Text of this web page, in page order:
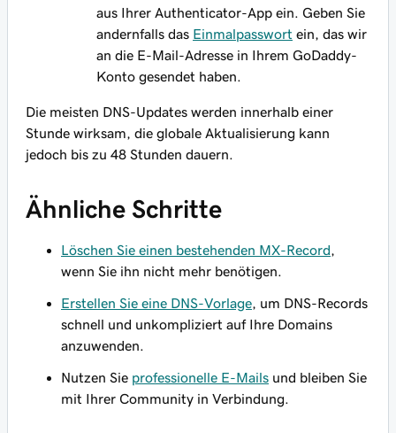
aus Ihrer Authenticator-App ein. Geben Sie
andernfalls das Einmalpasswort ein, das wir
an die E-Mail-Adresse in Ihrem GoDaddy-
Konto gesendet haben.
Die meisten DNS-Updates werden innerhalb einer
Stunde wirksam, die globale Aktualisierung kann
jedoch bis zu 48 Stunden dauern.
Ähnliche Schritte
Löschen Sie einen bestehenden MX-Record
wenn Sie ihn nicht mehr benötigen.
Erstellen Sie eine DNS-Vorlage , um DNS-Records
schnell und unkompliziert auf Ihre Domains
anzuwenden.
Nutzen Sie professionelle E-Mails und bleiben Sie
mit Ihrer Community in Verbindung.